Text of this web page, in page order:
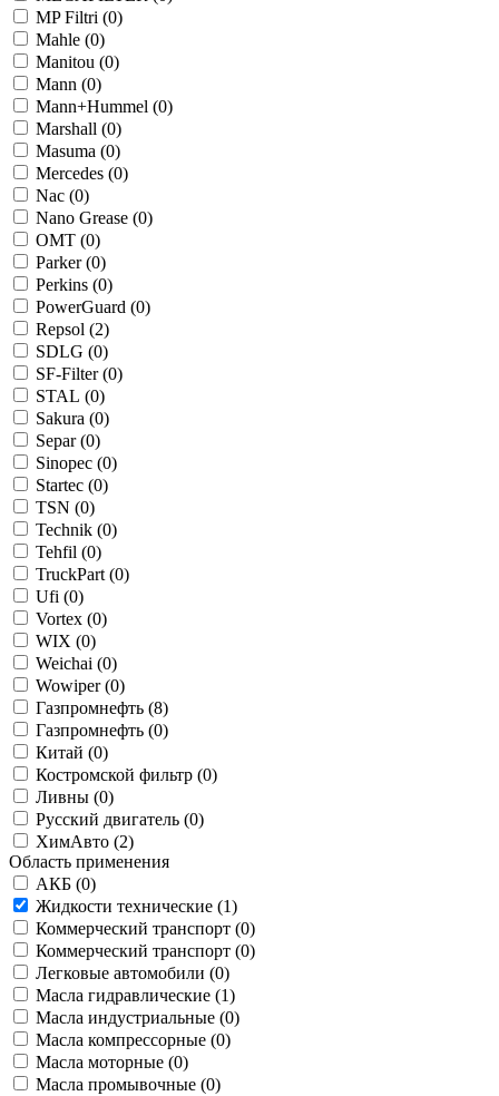
MP Filtri (0)
Mahle (0)
Manitou (0)
Mann (0)
Mann+Hummel (0)
Marshall (0)
Masuma (0)
Mercedes (0)
Nac (0)
Nano Grease (0)
OMT (0)
Parker (0)
Perkins (0)
PowerGuard (0)
Repsol (2)
SDLG (0)
SF-Filter (0)
STAL (0)
Sakura (0)
Separ (0)
Sinopec (0)
Startec (0)
TSN (0)
Technik (0)
Tehfil (0)
TruckPart (0)
Ufi (0)
Vortex (0)
WIX (0)
Weichai (0)
Wowiper (0)
Газпромнефть (8)
Газпромнефть (0)
Китай (0)
Костромской фильтр (0)
Ливны (0)
Русский двигатель (0)
ХимАвто (2)
Область применения
АКБ (0)
Жидкости технические (1)
Коммерческий транспорт (0)
Коммерческий транспорт (0)
Легковые автомобили (0)
Масла гидравлические (1)
Масла индустриальные (0)
Масла компрессорные (0)
Масла моторные (0)
Масла промывочные (0)